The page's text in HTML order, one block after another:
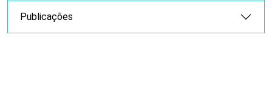
Publicações